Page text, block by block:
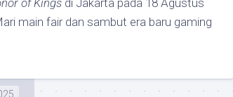
of Kings di Jakarta pada 18 Agustus
main fair dan sambut era baru gaming